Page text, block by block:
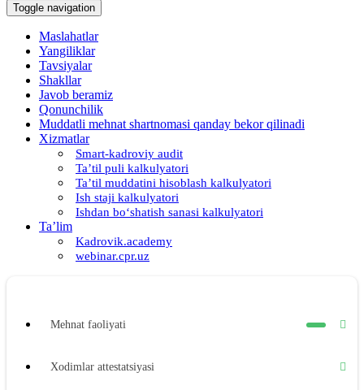
Toggle navigation
Maslahatlar
Yangiliklar
Tavsiyalar
Shakllar
Javob beramiz
Qonunchilik
Muddatli mehnat shartnomasi qanday bekor qilinadi
Xizmatlar
Smart-kadroviy audit
Ta’til puli kalkulyatori
Ta’til muddatini hisoblash kalkulyatori
Ish staji kalkulyatori
Ishdan boʻshatish sanasi kalkulyatori
Ta’lim
Kadrovik.academy
webinar.cpr.uz
Mehnat faoliyati
Xodimlar attestatsiyasi